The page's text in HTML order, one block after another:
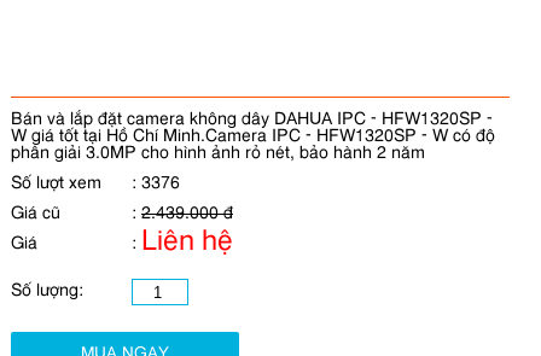
Bán và lắp đặt camera không dây DAHUA IPC - HFW1320SP -
W giá tốt tại Hồ Chí Minh.Camera IPC - HFW1320SP - W có độ
phân giải 3.0MP cho hình ảnh rỏ nét, bảo hành 2 năm
Số lượt xem
: 3376
Giá cũ
: 2.439.000 đ
Giá
: Liên hệ
Số lượng: